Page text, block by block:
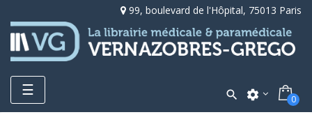
99, boulevard de l'Hôpital, 75013 Paris
Toggle
navigation
☰  settings 0